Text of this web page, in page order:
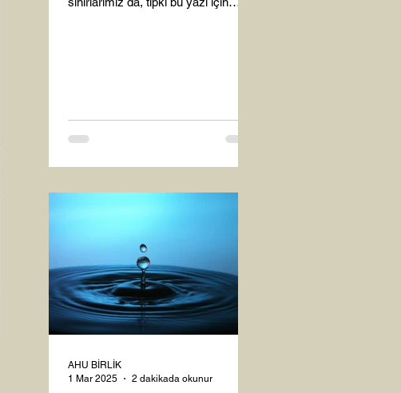
AHU BİRLİK
1 Mar 2025
2 dakikada okunur